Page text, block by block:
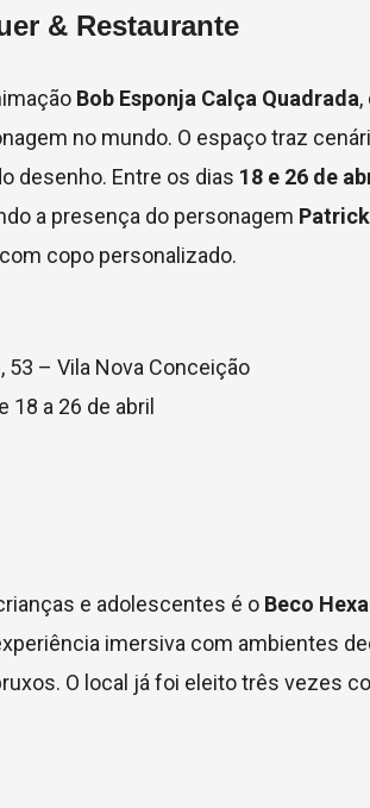
& Restaurante
Bob Esponja Calça Quadrada,
no mundo. O espaço traz
desenho. Entre os dias 18 e 26 de
a presença do personagem
copo personalizado.
53 – Vila Nova Conceição
18 a 26 de abril
e adolescentes é o Beco
imersiva com ambientes
O local já foi eleito três vezes